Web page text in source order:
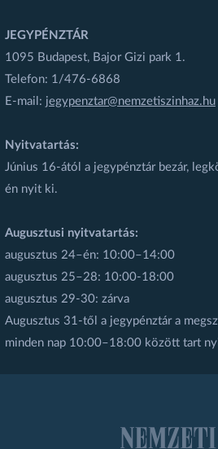
JEGYPÉNZTÁR
1095 Budapest, Bajor Gizi park 1.
Telefon: 1/476-6868
E-mail: jegypenztar@nemzetiszinhaz.hu
Nyitvatartás:
Június 16-ától a jegypénztár bezár,
én nyit ki.
Augusztusi nyitvatartás:
augusztus 24–én: 10:00–14:00
augusztus 25–28: 10:00-18:00
augusztus 29-30: zárva
Augusztus 31-től a jegypénztár a
minden nap 10:00–18:00 között tart